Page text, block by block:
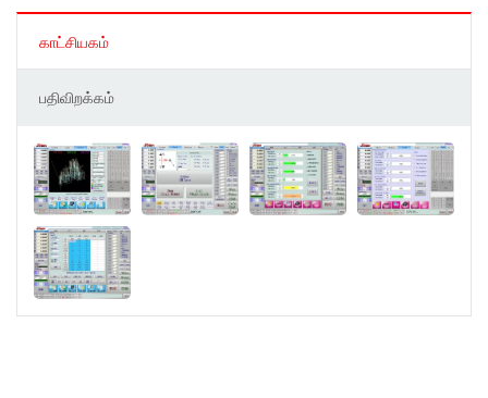
காட்சியகம்
பதிவிறக்கம்